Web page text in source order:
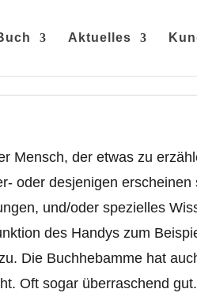
Aktuelles
Mensch, der etwas zu
oder desjenigen
und/oder spezielles
des Handys zum
Die Buchhebamme hat
Oft sogar überraschend gut.